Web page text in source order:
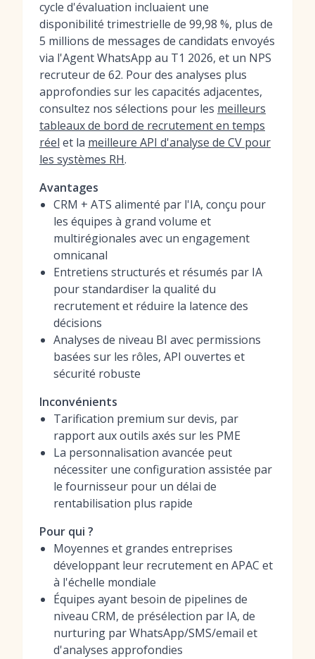
cycle d'évaluation incluaient une
disponibilité trimestrielle de 99,98 %, plus de
5 millions de messages de candidats envoyés
via l'Agent WhatsApp au T1 2026, et un NPS
recruteur de 62. Pour des analyses plus
approfondies sur les capacités adjacentes,
consultez nos sélections pour les meilleurs
tableaux de bord de recrutement en temps
réel et la meilleure API d'analyse de CV pour
les systèmes RH.
Avantages
CRM + ATS alimenté par l'IA, conçu pour
les équipes à grand volume et
multirégionales avec un engagement
omnicanal
Entretiens structurés et résumés par IA
pour standardiser la qualité du
recrutement et réduire la latence des
décisions
Analyses de niveau BI avec permissions
basées sur les rôles, API ouvertes et
sécurité robuste
Inconvénients
Tarification premium sur devis, par
rapport aux outils axés sur les PME
La personnalisation avancée peut
nécessiter une configuration assistée par
le fournisseur pour un délai de
rentabilisation plus rapide
Pour qui ?
Moyennes et grandes entreprises
développant leur recrutement en APAC et
à l'échelle mondiale
Équipes ayant besoin de pipelines de
niveau CRM, de présélection par IA, de
nurturing par WhatsApp/SMS/email et
d'analyses approfondies